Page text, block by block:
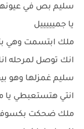
سليم بص في
يا جميييييل
ملك ابتسمت وهي
انك توصل لمرحله
سليم غمزلها وهو
انتي هتستعبطي يا
ملك ضحكت بكسوف